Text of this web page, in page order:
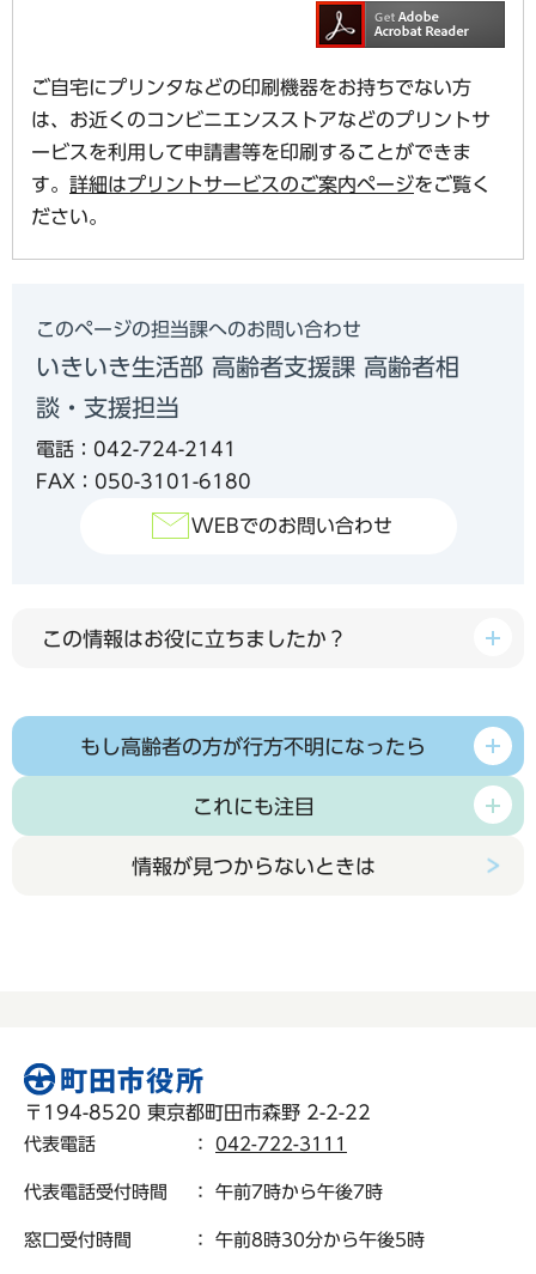
ご自宅にプリンタなどの印刷機器をお持ちでない方
は、お近くのコンビニエンスストアなどのプリントサ
ービスを利用して申請書等を印刷することができま
す。 詳細はプリントサービスのご案内ページをご覧く
ださい。
このページの担当課へのお問い合わせ
いきいき生活部 高齢者支援課 高齢者相
談・支援担当
電話：042-724-2141
FAX：050-3101-6180
WEBでのお問い合わせ
この情報はお役に立ちましたか？
もし高齢者の方が行方不明になったら
これにも注目
情報が見つからないときは
〒194-8520 東京都町田市森野 2-2-22
代表電話 ： 042-722-3111
代表電話受付時間 ： 午前7時から午後7時
窓口受付時間 ： 午前8時30分から午後5時